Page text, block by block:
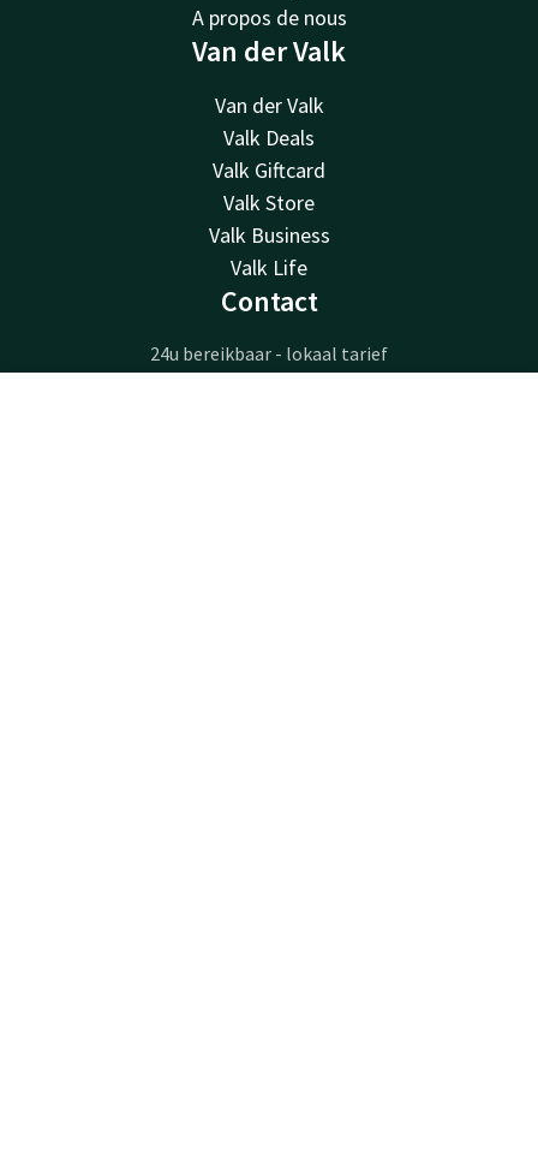
A propos de nous
Van der Valk
Van der Valk
Valk Deals
Valk Giftcard
Valk Store
Valk Business
Valk Life
Contact
24u bereikbaar - lokaal tarief